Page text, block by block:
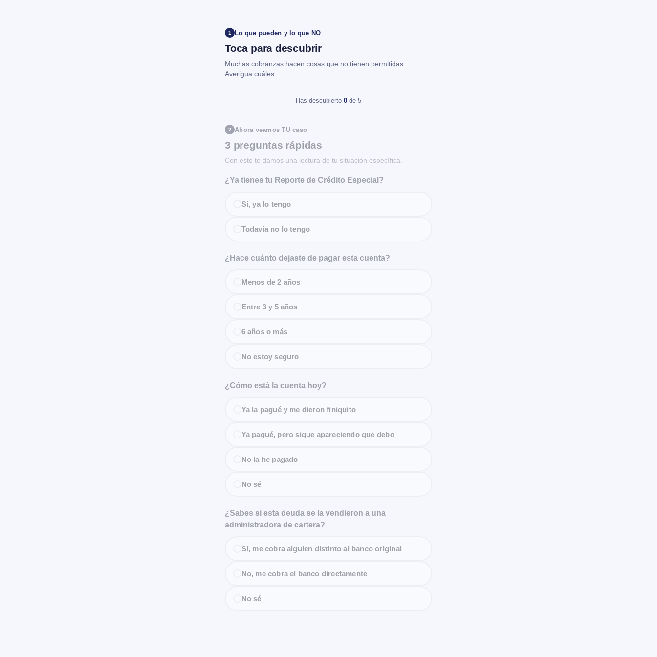
1 Lo que pueden y lo que NO
Toca para descubrir
Muchas cobranzas hacen cosas que no tienen permitidas.
Averigua cuáles.
Has descubierto 0 de 5
2 Ahora veamos TU caso
3 preguntas rápidas
Con esto te damos una lectura de tu situación específica.
¿Ya tienes tu Reporte de Crédito Especial?
Sí, ya lo tengo
Todavía no lo tengo
¿Hace cuánto dejaste de pagar esta cuenta?
Menos de 2 años
Entre 3 y 5 años
6 años o más
No estoy seguro
¿Cómo está la cuenta hoy?
Ya la pagué y me dieron finiquito
Ya pagué, pero sigue apareciendo que debo
No la he pagado
No sé
¿Sabes si esta deuda se la vendieron a una
administradora de cartera?
Sí, me cobra alguien distinto al banco original
No, me cobra el banco directamente
No sé